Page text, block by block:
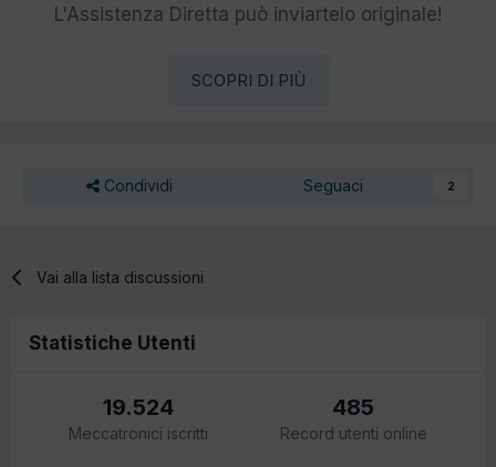
L'Assistenza Diretta può inviartelo originale!
SCOPRI DI PIÙ
Condividi Seguaci 2
Vai alla lista discussioni
Statistiche Utenti
19.524
Meccatronici iscritti
485
Record utenti online